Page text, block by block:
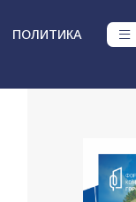
ПОЛИТИКА